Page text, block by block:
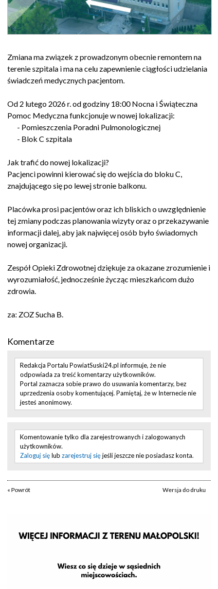
Zmiana ma związek z prowadzonym obecnie remontem na
terenie szpitala i ma na celu zapewnienie ciągłości udzielania
świadczeń medycznych pacjentom.
Od 2 lutego 2026 r. od godziny 18:00 Nocna i Świąteczna
Pomoc Medyczna funkcjonuje w nowej lokalizacji:
- Pomieszczenia Poradni Pulmonologicznej
- Blok C szpitala
Jak trafić do nowej lokalizacji?
Pacjenci powinni kierować się do wejścia do bloku C,
znajdującego się po lewej stronie balkonu.
Placówka prosi pacjentów oraz ich bliskich o uwzględnienie
tej zmiany podczas planowania wizyty oraz o przekazywanie
informacji dalej, aby jak najwięcej osób było świadomych
nowej organizacji.
Zespół Opieki Zdrowotnej dziękuje za okazane zrozumienie i
wyrozumiałość, jednocześnie życząc mieszkańcom dużo
zdrowia.
za: ZOZ Sucha B.
Komentarze
Redakcja Portalu PowiatSuski24.pl informuje, że nie
odpowiada za treść komentarzy użytkowników.
Portal zaznacza sobie prawo do usuwania komentarzy, bez
uprzedzenia osoby komentującej. Pamiętaj, że w Internecie nie
jesteś anonimowy.
Komentowanie tylko dla zarejestrowanych i zalogowanych
użytkowników.
Zaloguj sięlub zarejestruj sięjeśli jeszcze nie posiadasz konta.
« Powrót Wersja do druku